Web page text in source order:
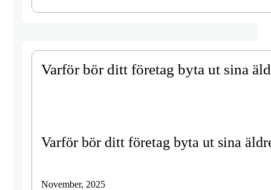
Varför bör ditt företag byta ut sina
Varför bör ditt företag byta ut sina
November, 2025